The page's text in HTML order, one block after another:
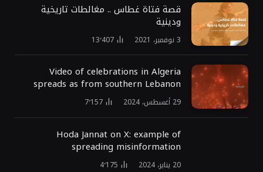
قصة فتاة غطاس .. مغالطات تاريخية
ودينية
3 نوفمبر، 2021 13٬407
Video of celebrations in Algeria
spreads as from southern Lebanon
29 أغسطس، 2024 7٬157
Hoda Jannat on X: example of
spreading misinformation
20 يناير، 2024 4٬175